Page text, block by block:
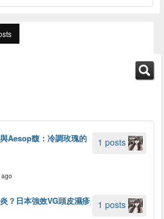
1 posts
Aesop馥：冷調玫瑰的
ago
1 posts
？日本強效VG頭皮濕疹